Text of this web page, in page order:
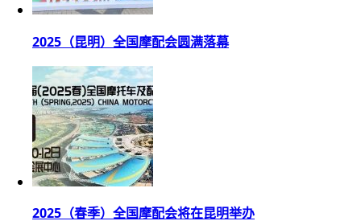
2025（昆明）全国摩配会圆满落幕
2025（春季）全国摩配会将在昆明举办